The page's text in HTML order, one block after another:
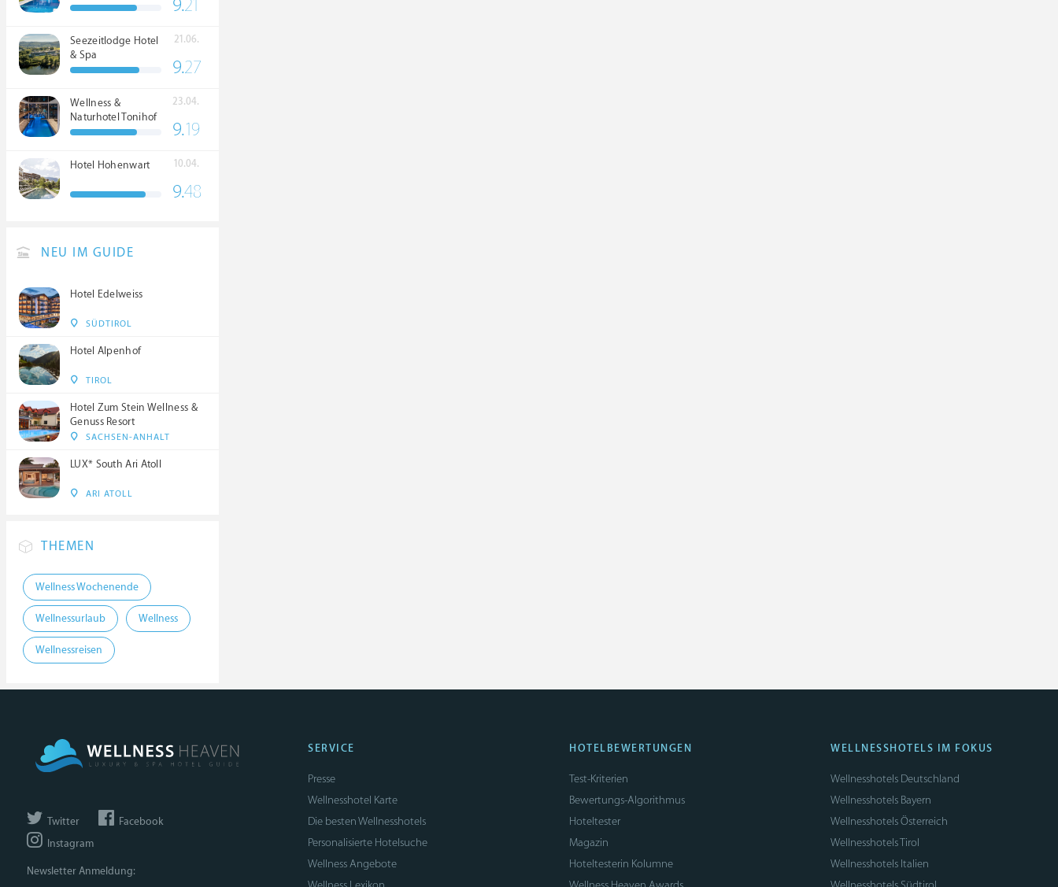
9.21
Seezeitlodge Hotel
& Spa
21.06.
9.27
Wellness &
Naturhotel Tonihof
****S
23.04.
9.19
Hotel Hohenwart 10.04.
9.48
NEU IM GUIDE
Hotel Edelweiss
SÜDTIROL
Hotel Alpenhof
TIROL
Hotel Zum Stein Wellness &
Genuss Resort
SACHSEN-ANHALT
LUX* South Ari Atoll
ARI ATOLL
THEMEN
Wellness Wochenende
Wellnessurlaub Wellness
Wellnessreisen
Twitter
Facebook
Instagram
Newsletter Anmeldung:
SERVICE
Presse
Wellnesshotel Karte
Die besten Wellnesshotels
Personalisierte Hotelsuche
Wellness Angebote
HOTELBEWERTUNGEN
Test-Kriterien
Bewertungs-Algorithmus
Hoteltester
Magazin
Hoteltesterin Kolumne
WELLNESSHOTELS IM FOKUS
Wellnesshotels Deutschland
Wellnesshotels Bayern
Wellnesshotels Österreich
Wellnesshotels Tirol
Wellnesshotels Italien